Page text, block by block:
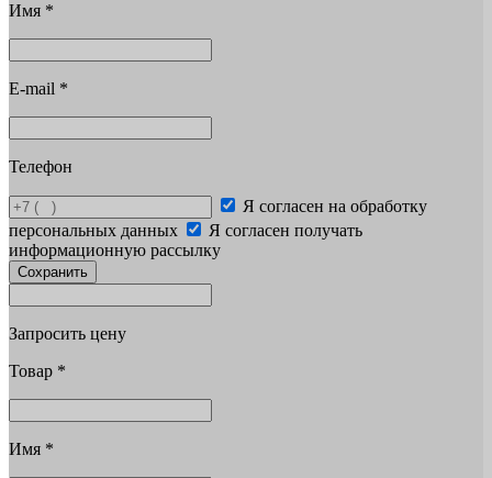
Имя *
E-mail *
Телефон
Я согласен на обработку
персональных данных
Я согласен получать
информационную рассылку
Сохранить
Запросить цену
Товар *
Имя *